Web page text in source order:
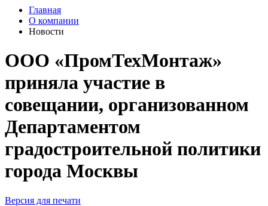
Главная
О компании
Новости
ООО «ПромТехМонтаж»
приняла участие в
совещании, организованном
Департаментом
градостроительной политики
города Москвы
Версия для печати